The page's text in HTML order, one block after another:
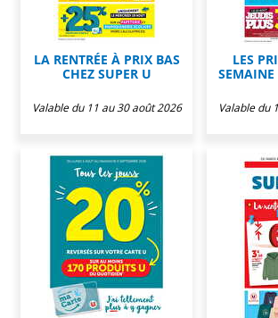
LA RENTRÉE À PRIX BAS
CHEZ SUPER U
Valable du 11 au 30 août 2026
LES
SEMAINE
Valable du